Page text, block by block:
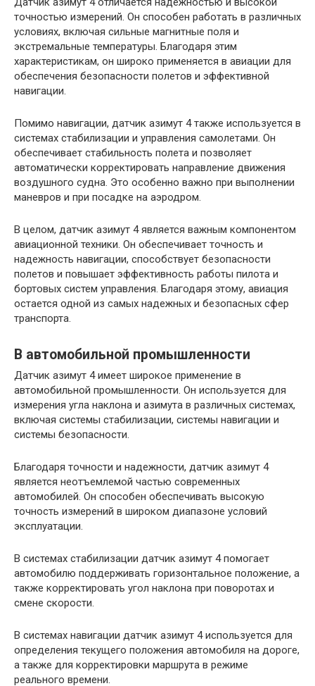
точностью измерений. Он способен работать в различных
условиях, включая сильные магнитные поля и
экстремальные температуры. Благодаря этим
характеристикам, он широко применяется в авиации для
обеспечения безопасности полетов и эффективной
навигации.
Помимо навигации, датчик азимут 4 также используется в
системах стабилизации и управления самолетами. Он
обеспечивает стабильность полета и позволяет
автоматически корректировать направление движения
воздушного судна. Это особенно важно при выполнении
маневров и при посадке на аэродром.
В целом, датчик азимут 4 является важным компонентом
авиационной техники. Он обеспечивает точность и
надежность навигации, способствует безопасности
полетов и повышает эффективность работы пилота и
бортовых систем управления. Благодаря этому, авиация
остается одной из самых надежных и безопасных сфер
транспорта.
В автомобильной промышленности
Датчик азимут 4 имеет широкое применение в
автомобильной промышленности. Он используется для
измерения угла наклона и азимута в различных системах,
включая системы стабилизации, системы навигации и
системы безопасности.
Благодаря точности и надежности, датчик азимут 4
является неотъемлемой частью современных
автомобилей. Он способен обеспечивать высокую
точность измерений в широком диапазоне условий
эксплуатации.
В системах стабилизации датчик азимут 4 помогает
автомобилю поддерживать горизонтальное положение, а
также корректировать угол наклона при поворотах и
смене скорости.
В системах навигации датчик азимут 4 используется для
определения текущего положения автомобиля на дороге,
а также для корректировки маршрута в режиме
реального времени.